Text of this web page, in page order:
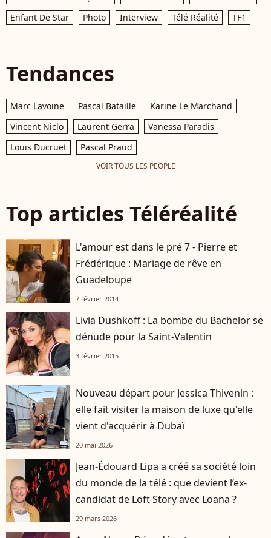
Enfant De Star
Photo Interview Télé Réalité TF1
Tendances
Marc Lavoine Pascal Bataille
Karine Le Marchand
Vincent Niclo
Laurent Gerra
Vanessa Paradis
Louis Ducruet
Pascal Praud
VOIR TOUS LES PEOPLE
Top articles Téléréalité
L'amour est dans le pré 7 - Pierre et
Frédérique : Mariage de rêve en
Guadeloupe
7 février 2014
Livia Dushkoff : La bombe du Bachelor se
dénude pour la Saint-Valentin
3 février 2015
Nouveau départ pour Jessica Thivenin :
elle fait visiter la maison de luxe qu'elle
vient d'acquérir à Dubaï
20 mai 2026
Jean-Édouard Lipa a créé sa société loin
du monde de la télé : que devient l’ex-
candidat de Loft Story avec Loana ?
29 mars 2026